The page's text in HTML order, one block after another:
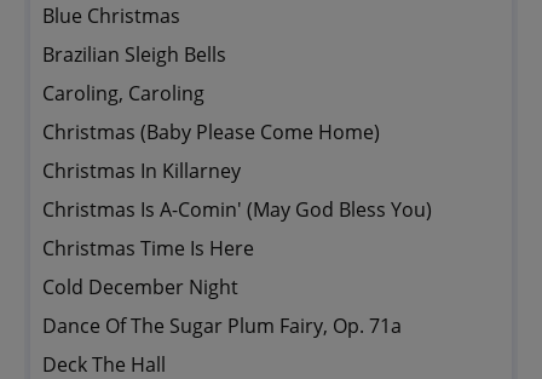
Blue Christmas
Brazilian Sleigh Bells
Caroling, Caroling
Christmas (Baby Please Come Home)
Christmas In Killarney
Christmas Is A-Comin' (May God Bless You)
Christmas Time Is Here
Cold December Night
Dance Of The Sugar Plum Fairy, Op. 71a
Deck The Hall